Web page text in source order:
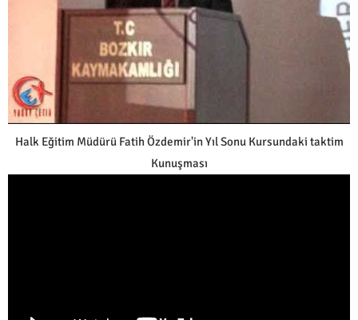
Halk Eğitim Müdürü Fatih Özdemir'in Yıl Sonu Kursundaki taktim
Kunuşması